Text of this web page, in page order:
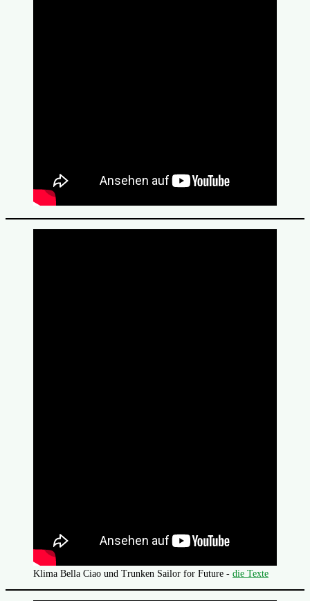
Klima Bella Ciao und Trunken Sailor for Future - die Texte